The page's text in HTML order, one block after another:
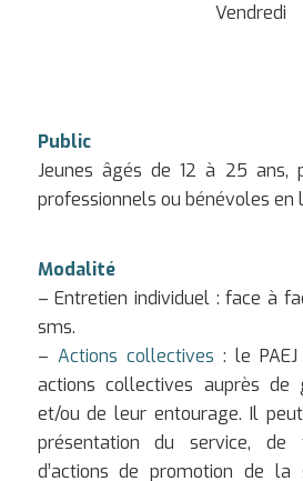
Vendredi
Public
Jeunes âgés de 12 à 25 ans,
professionnels ou bénévoles en
Modalité
– Entretien individuel : face à
sms.
– Actions collectives : le
actions collectives auprès de
et/ou de leur entourage. Il peut
présentation du service, de
d’actions de promotion de la